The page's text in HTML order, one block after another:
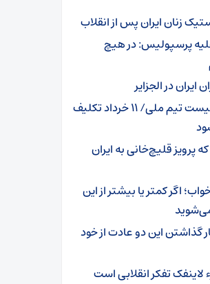
زنان ایران پس از انقلاب
پرسپولیس: در هیچ
در الجزایر
پایان گمانه‌زنی‌ها درباره لیست تیم ملی/ ۱۱ خرداد تکلیف
پرویز قلیچ‌خانی به ایران
اگر کمتر یا بیشتر از این
می‌شوید
گذاشتن این دو عادت از خود
لاینفک تفکر انقلابی است